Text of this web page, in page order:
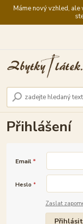
Máme nový vzhled, ale
Přihlášení
Email *
Heslo *
Zaslat